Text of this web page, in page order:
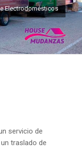
Electrodomésticos
servicio de
traslado de